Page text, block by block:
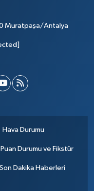
Muratpaşa/Antalya
Hava Durumu
Puan Durumu ve Fikstür
Son Dakika Haberleri